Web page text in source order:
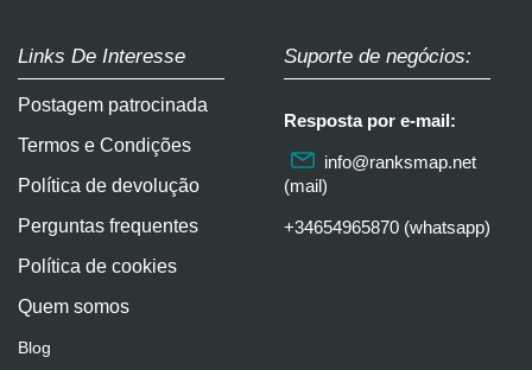
Links De Interesse
Postagem patrocinada
Termos e Condições
Política de devolução
Perguntas frequentes
Política de cookies
Quem somos
Blog
Suporte de negócios:
Resposta por e-mail:
info@ranksmap.net
(mail)
+34654965870 (whatsapp)